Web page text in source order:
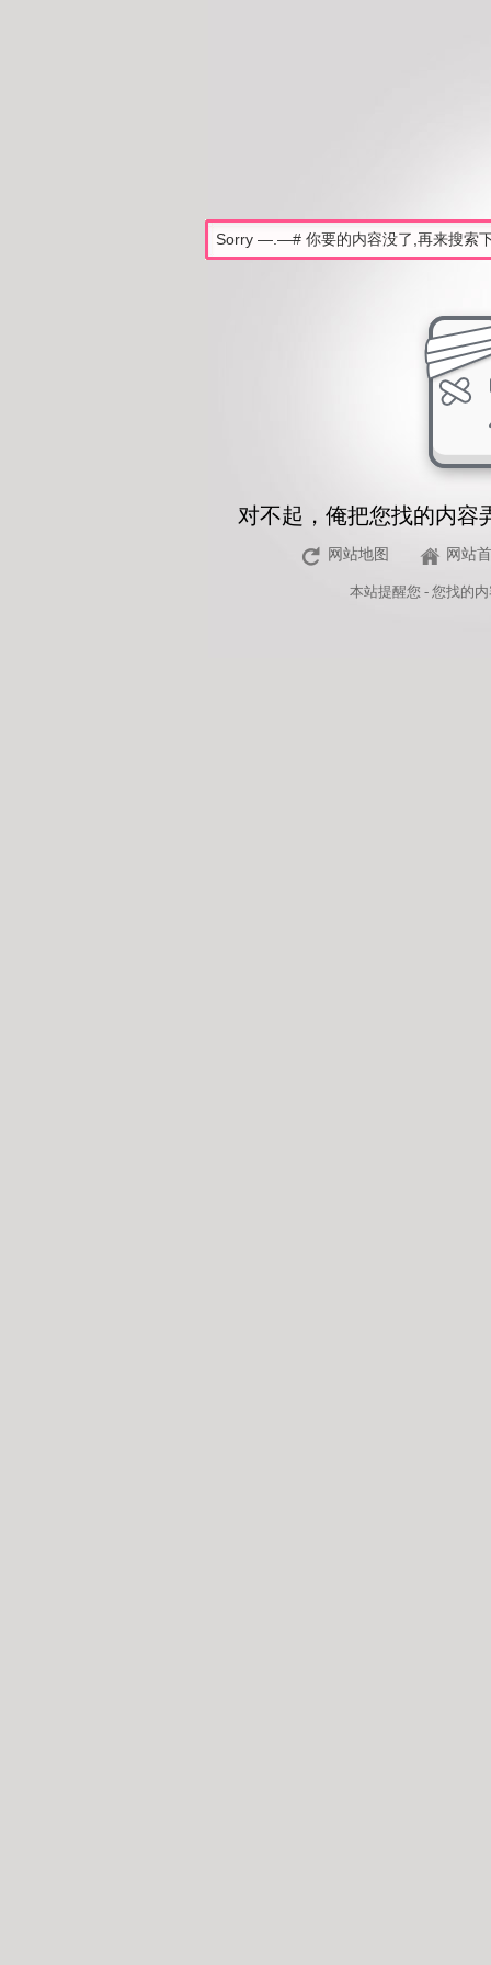
对不起，俺把您找的内容
网站地图 网站
本站提醒您 - 您找的